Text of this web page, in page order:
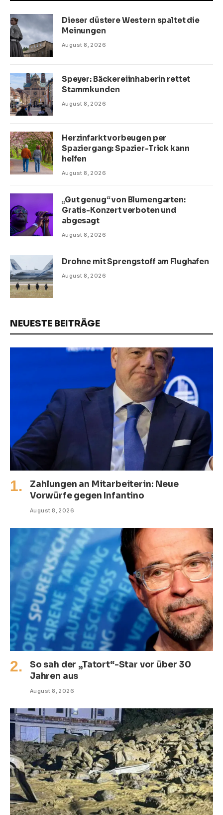
Dieser düstere Western spaltet die
Meinungen
August 8, 2026
Speyer: Bäckereiinhaberin rettet
Stammkunden
August 8, 2026
Herzinfarkt vorbeugen per
Spaziergang: Spazier-Trick kann
helfen
August 8, 2026
„Gut genug“ von Blumengarten:
Gratis-Konzert verboten und
abgesagt
August 8, 2026
Drohne mit Sprengstoff am Flughafen
August 8, 2026
NEUESTE BEITRÄGE
Zahlungen an Mitarbeiterin: Neue
Vorwürfe gegen Infantino
August 8, 2026
So sah der „Tatort“-Star vor über 30
Jahren aus
August 8, 2026